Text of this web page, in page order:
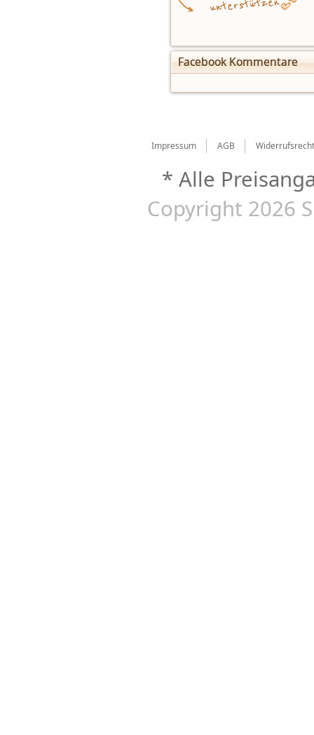
Facebook Kommentare
Impressum AGB Widerrufsrecht
* Alle
Copyright 2026